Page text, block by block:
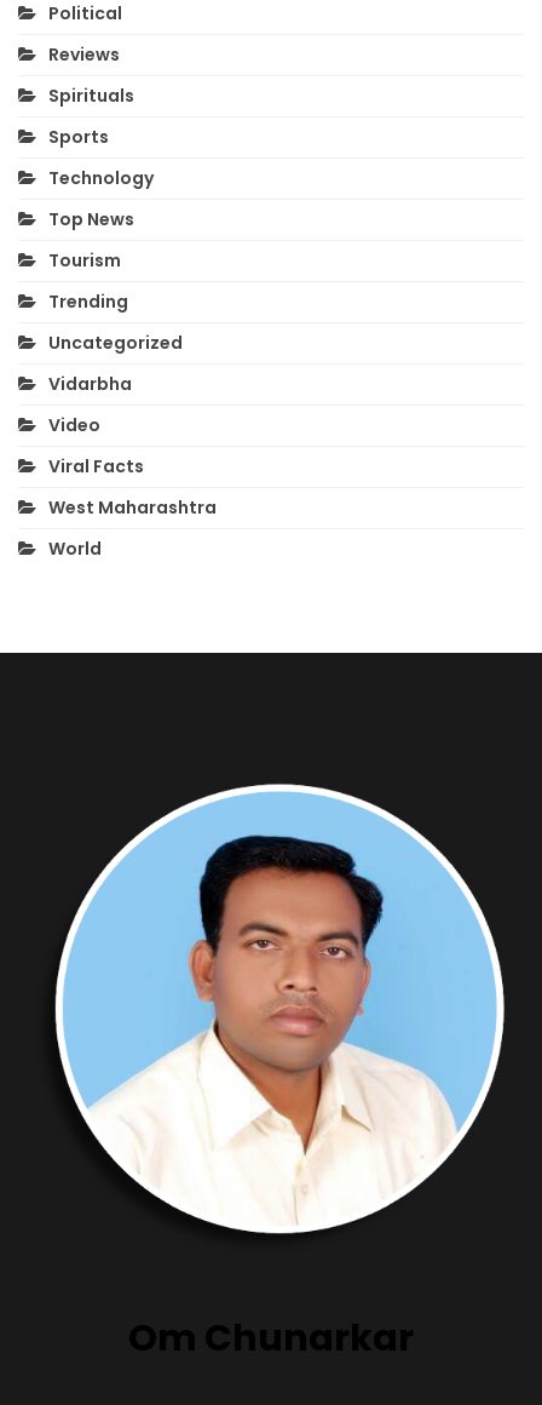
Political
Reviews
Spirituals
Sports
Technology
Top News
Tourism
Trending
Uncategorized
Vidarbha
Video
Viral Facts
West Maharashtra
World
Om Chunarkar